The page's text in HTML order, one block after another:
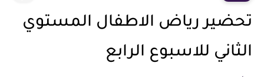
تحضير رياض الاطفال المستوي
الثاني للاسبوع الرابع